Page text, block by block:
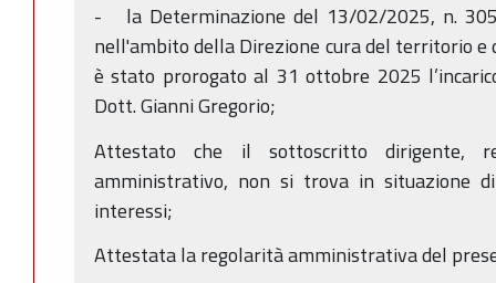
- la Determinazione del 13/02/2025, n.
nell'ambito della Direzione cura del territorio e
è stato prorogato al 31 ottobre 2025
Dott. Gianni Gregorio;
Attestato che il sottoscritto dirigente,
amministrativo, non si trova in situazione
interessi;
Attestata la regolarità amministrativa del